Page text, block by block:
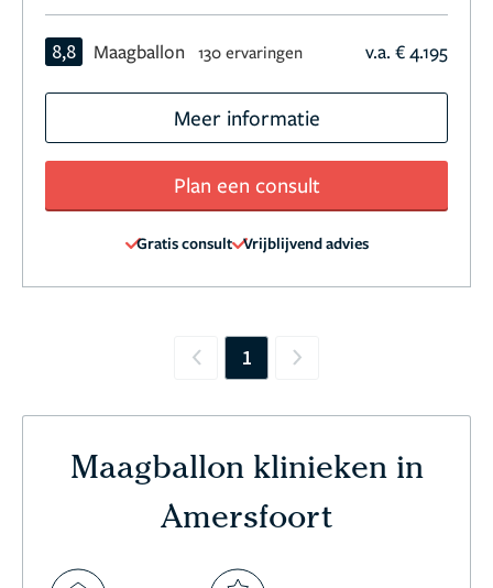
8,8 Maagballon 130 ervaringen v.a. € 4.195
Meer informatie
Plan een consult
Gratis consult Vrijblijvend advies
Previous
1 Next
Maagballon klinieken in
Amersfoort